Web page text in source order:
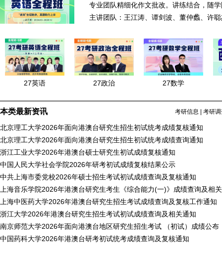
专业团队精细化作文批改。讲练结合，随
主讲团队：王江涛、谭剑波、董仲蠡、许
27英语 27政治 27数学
本类最新资讯 考研信息 考研
北京理工大学2026年面向港澳台研究生招生初试统考成绩复核通知
北京理工大学2026年面向港澳台研究生招生初试统考成绩查询通知
浙江工业大学2026年港澳台硕士研究生初试成绩复核通知
中国人民大学社会学院2026年研考初试成绩复核结果公示
中共上海市委党校2026年硕士招生考试初试成绩查询及复核通知
上海音乐学院2026年港澳台研究生考生《综合能力(一)》成绩查询及相
上海中医药大学2026年港澳台研究生招生考试成绩查询及复核工作通知
浙江大学2026年港澳台研究生招生考试初试成绩查询及相关通知
南京师范大学2026年面向港澳台地区研究生招生考试 （初试）成绩公布
中国药科大学2026年港澳台研考初试统考成绩查询及复核通知